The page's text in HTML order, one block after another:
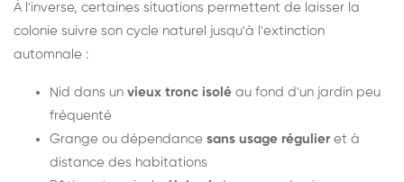
À l'inverse, certaines situations permettent de laisser la
colonie suivre son cycle naturel jusqu'à l'extinction
automnale :
Nid dans un vieux tronc isolé au fond d'un jardin peu
fréquenté
Grange ou dépendance sans usage régulier et à
distance des habitations